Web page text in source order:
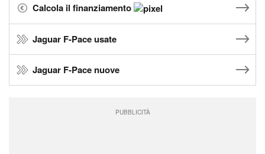
Calcola il finanziamento
Jaguar F-Pace usate
Jaguar F-Pace nuove
PUBBLICITÀ